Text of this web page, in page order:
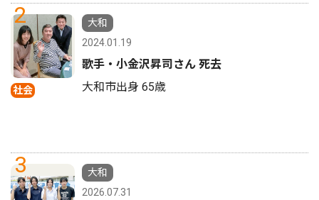
2
社会
大和
2024.01.19
歌手・小金沢昇司さん 死去
大和市出身 65歳
3
大和
2026.07.31